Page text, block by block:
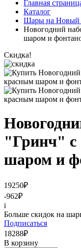
Главная
Каталог
Шары на Новый
Новогодний
шаром и
Скидка!
"Гринч"
шаром и
19250₽
-962₽
i
Больше скидок на
Подписаться
18288₽
В корзину